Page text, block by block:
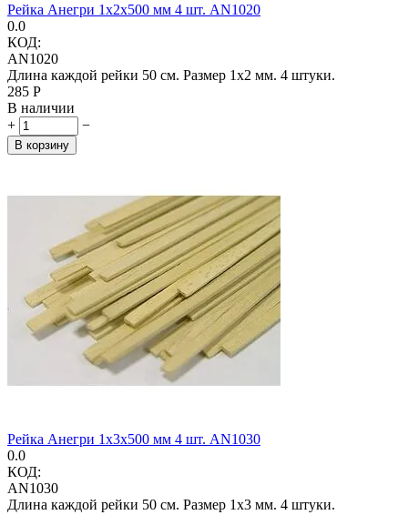
Рейка Анегри 1х2х500 мм 4 шт. AN1020
0.0
КОД:
AN1020
Длина каждой рейки 50 см. Размер 1х2 мм. 4 штуки.
‍285‍ Р
В наличии
+
−
В корзину
Рейка Анегри 1х3х500 мм 4 шт. AN1030
0.0
КОД:
AN1030
Длина каждой рейки 50 см. Размер 1х3 мм. 4 штуки.